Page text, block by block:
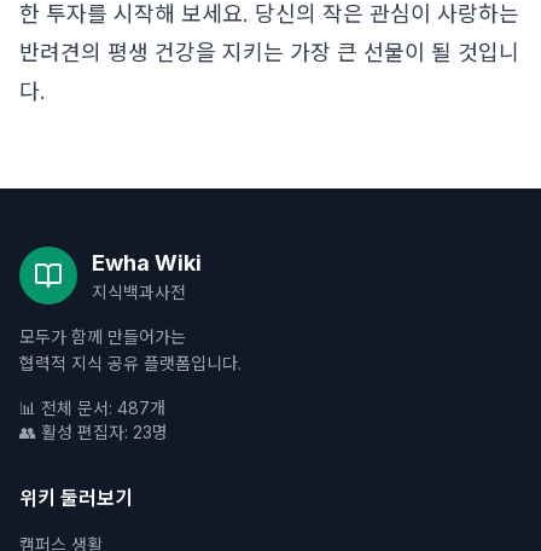
한 투자를 시작해 보세요. 당신의 작은 관심이 사랑하는
반려견의 평생 건강을 지키는 가장 큰 선물이 될 것입니
다.
Ewha Wiki
지식백과사전
모두가 함께 만들어가는
협력적 지식 공유 플랫폼입니다.
📊 전체 문서: 487개
👥 활성 편집자: 23명
위키 둘러보기
캠퍼스 생활